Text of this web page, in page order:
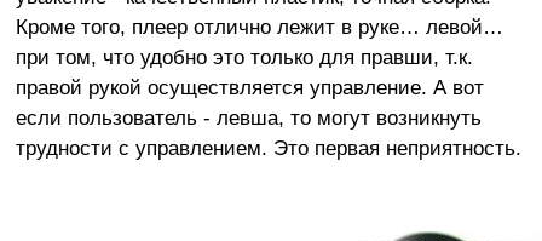
Кроме того, плеер отлично лежит в руке… левой…
при том, что удобно это только для правши, т.к.
правой рукой осуществляется управление. А вот
если пользователь - левша, то могут возникнуть
трудности с управлением. Это первая неприятность.